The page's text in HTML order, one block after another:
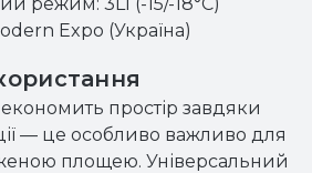
Expo (Україна)
простір завдяки
— це особливо важливо для
площею. Універсальний